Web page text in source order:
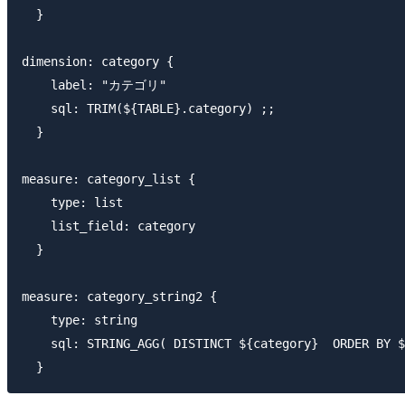
  }
dimension: category {
    label: "カテゴリ"
    sql: TRIM(${TABLE}.category) ;;
  }
measure: category_list {
    type: list
    list_field: category
  }
measure: category_string2 {
    type: string
sql: STRING_AGG( DISTINCT ${category}  ORDER BY